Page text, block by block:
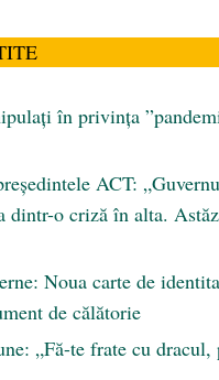
în privința
ACT:
dintr-o criză în alta.
Noua carte de
de călătorie
„Fă-te frate cu dracul,